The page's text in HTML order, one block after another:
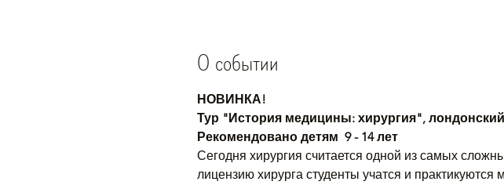
О событии
НОВИНКА!
Тур "История медицины: хирургия",
Рекомендовано детям  9 - 14 лет
Сегодня хирургия считается одной из самых
лицензию хирурга студенты учатся и